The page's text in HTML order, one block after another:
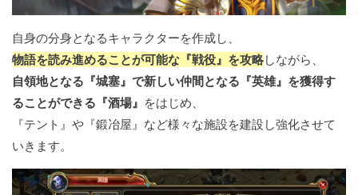
自身の分身となるキャラクターを作成し、
物語を読み進めることが可能な『戦役』を攻略しながら、
自領地となる『城塞』で新しい仲間となる『英雄』を獲得す
ることができる『酒場』 をはじめ、
『テント』や『鍛冶屋』など様々な施設を建設し強化させて
いきます。